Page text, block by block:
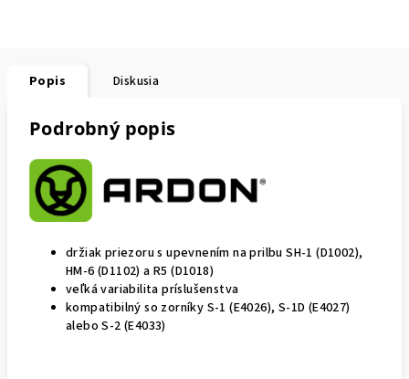
Popis Diskusia
Podrobný popis
držiak priezoru s upevnením na prilbu SH-1 (D1002),
HM-6 (D1102) a R5 (D1018)
veľká variabilita príslušenstva
kompatibilný so zorníky S-1 (E4026), S-1D (E4027)
alebo S-2 (E4033)